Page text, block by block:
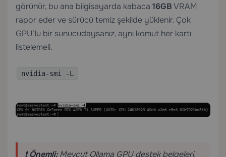
görünür, bu ana bilgisayarda kabaca 16GBVRAM
rapor eder ve sürücü temiz şekilde yüklenir. Çok
GPU’lu bir sunucudaysanız, aynı komut her kartı
listelemeli.
nvidia-smi -L
❗Önemli:Mevcut Ollama GPU destek belgeleri,